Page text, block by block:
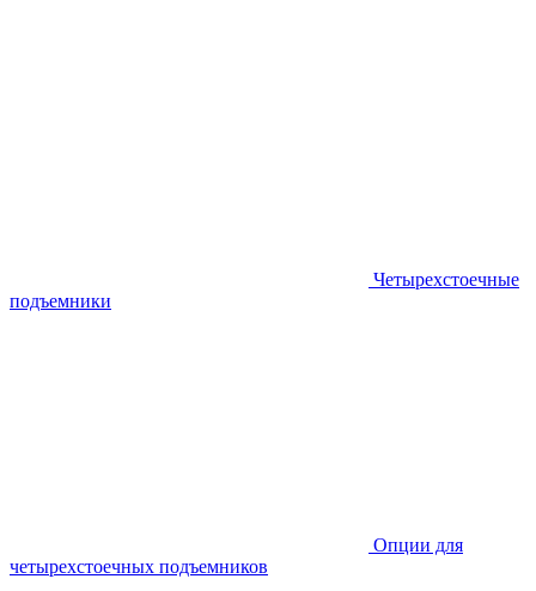
Четырехстоечные
подъемники
Опции для
четырехстоечных подъемников